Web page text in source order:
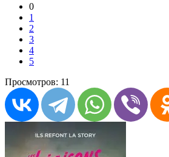
0
1
2
3
4
5
Просмотров: 11